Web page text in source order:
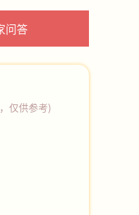
问答
仅供参考)